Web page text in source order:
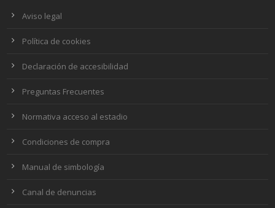
Aviso legal
Política de cookies
Declaración de accesibilidad
Preguntas Frecuentes
Normativa acceso al estadio
Condiciones de compra
Manual de simbología
Canal de denuncias